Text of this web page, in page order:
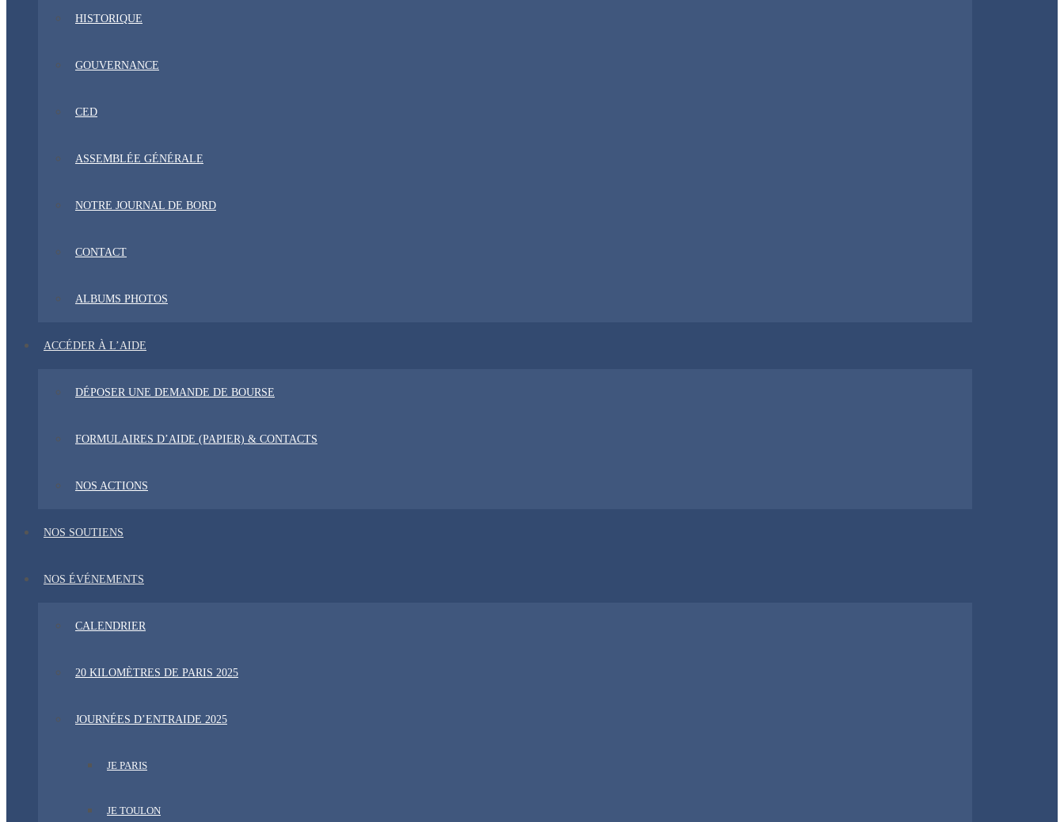
HISTORIQUE
GOUVERNANCE
CED
ASSEMBLÉE GÉNÉRALE
NOTRE JOURNAL DE BORD
CONTACT
ALBUMS PHOTOS
ACCÉDER À L’AIDE
DÉPOSER UNE DEMANDE DE BOURSE
FORMULAIRES D’AIDE (PAPIER) & CONTACTS
NOS ACTIONS
NOS SOUTIENS
NOS ÉVÉNEMENTS
CALENDRIER
20 KILOMÈTRES DE PARIS 2025
JOURNÉES D’ENTRAIDE 2025
JE PARIS
JE TOULON